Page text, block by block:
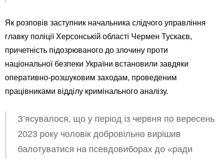
Як розповів заступник начальника слідчого управління
главку поліції Херсонській області Чермен Тускаєв,
причетність підозрюваного до злочину проти
національної безпеки України встановили завдяки
оперативно-розшуковим заходам, проведеним
працівниками відділу кримінального аналізу.
З’ясувалося, що у період із червня по вересень
2023 року чоловік добровільно вирішив
балотуватися на псевдовиборах до «ради